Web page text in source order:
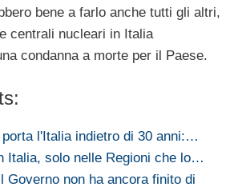
bene a farlo anche tutti gli altri,
centrali nucleari in Italia
condanna a morte per il Paese.
l'Italia indietro di 30 anni:…
Italia, solo nelle Regioni che lo…
Governo non ha ancora finito di